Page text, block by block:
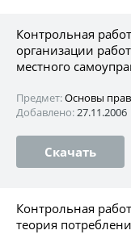
Контрольная
организации
местного
Предмет:Основы
Добавлено:27.11.2006
Скачать
Контрольная
теория